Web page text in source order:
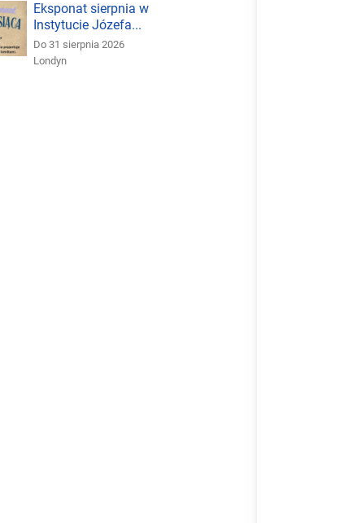
Eksponat sierpnia w
Instytucie Józefa...
Do 31 sierpnia 2026
Londyn